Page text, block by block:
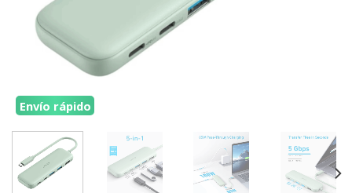
Envío rápido